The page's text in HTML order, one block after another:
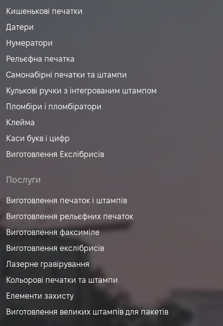
Послуги
Виготовлення печаток і штампів
Виготовлення рельєфних печаток
Виготовлення факсиміле
Виготовлення екслібрисів
Лазерне гравірування
Кольорові печатки та штампи
Елементи захисту
Виготовлення великих штампів для пакетів
Кишенькові печатки
Датери
Нумератори
Рельєфна печатка
Самонабірні печатки та штампи
Кулькові ручки з інтегрованим штампом
Пломбіри і пломбіратори
Клейма
Каси букв і цифр
Виготовлення Екслібрисів